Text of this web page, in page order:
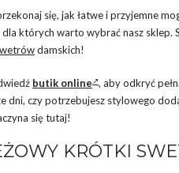
się, jak łatwe i przyjemne
których warto wybrać nasz sklep.
damskich!
butik online , aby odkryć
dni, czy potrzebujesz stylowego
się tutaj!
KRÓTKI